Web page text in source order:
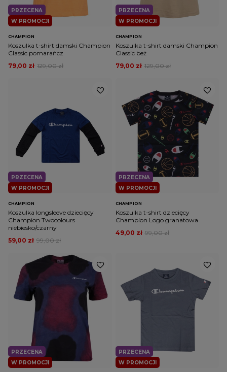
W PROMOCJI
PRZECENA
CHAMPION
Koszulka t-shirt damski Champion
Classic pomarańcz
129,00 zł
79,00 zł
W PROMOCJI
PRZECENA
CHAMPION
Koszulka t-shirt damski Champion
Classic beż
129,00 zł
79,00 zł
W PROMOCJI
PRZECENA
CHAMPION
Koszulka longsleeve dziecięcy
Champion Twocolours
niebiesko/czarny
99,00 zł
59,00 zł
W PROMOCJI
PRZECENA
CHAMPION
Koszulka t-shirt dziecięcy
Champion Logo granatowa
99,00 zł
49,00 zł
W PROMOCJI
PRZECENA
W PROMOCJI
PRZECENA